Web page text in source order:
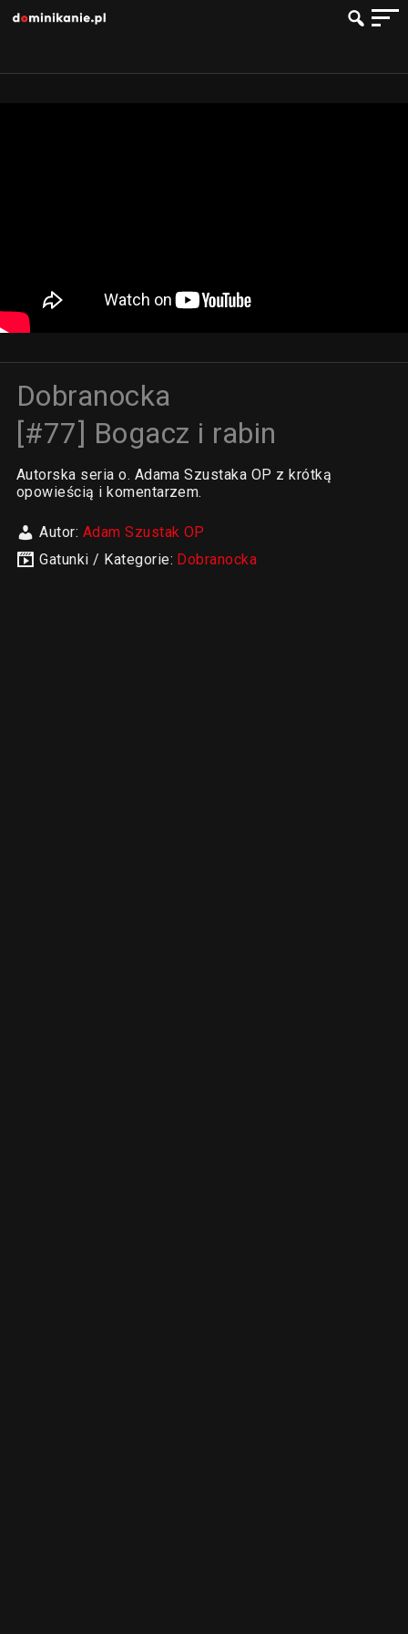
Dobranocka
[#77] Bogacz i rabin
Autorska seria o. Adama Szustaka OP z krótką
opowieścią i komentarzem.
Autor: Adam Szustak OP
Gatunki / Kategorie: Dobranocka